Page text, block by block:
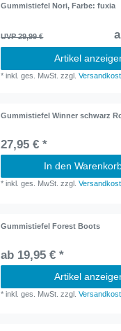
Gummistiefel Nori, Farbe: fuxia
UVP 29,99 €
Artikel
*inkl. ges. MwSt. zzgl.
Gummistiefel Winner schwarz
27,95 € *
In den
*inkl. ges. MwSt. zzgl.
Gummistiefel Forest Boots
ab 19,95 € *
Artikel
*inkl. ges. MwSt. zzgl.